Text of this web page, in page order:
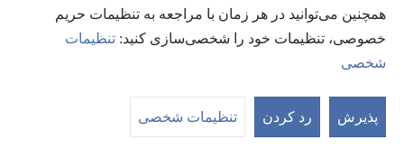
همچنین می‌توانید در هر زمان با مراجعه به تنظیمات حریم
خصوصی، تنظیمات خود را شخصی‌سازی کنید:‏ تنظیمات
شخصی
پذیرش رد کردن تنظیمات شخصی
© 2026 Watch Tower Bible and Tract Society of Pennsylvania.